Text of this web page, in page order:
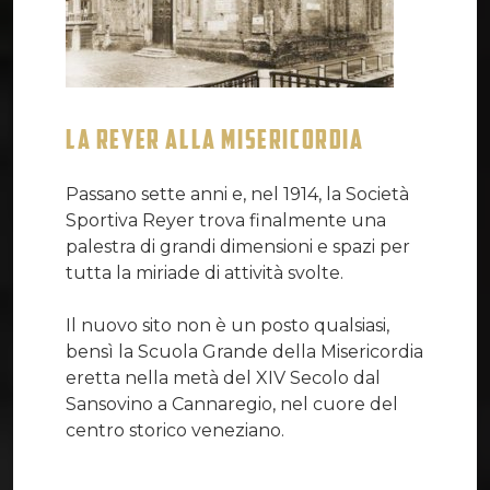
LA REYER ALLA MISERICORDIA
Passano sette anni e, nel 1914, la Società
Sportiva Reyer trova finalmente una
palestra di grandi dimensioni e spazi per
tutta la miriade di attività svolte.
Il nuovo sito non è un posto qualsiasi,
bensì la Scuola Grande della Misericordia
eretta nella metà del XIV Secolo dal
Sansovino a Cannaregio, nel cuore del
centro storico veneziano.